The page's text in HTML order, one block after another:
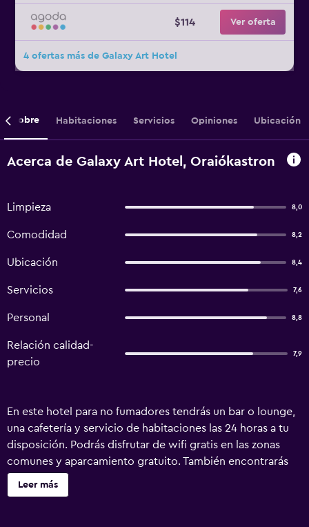
$114 Ver oferta
4 ofertas más de Galaxy Art Hotel
Sobre Habitaciones Servicios Opiniones Ubicación
Acerca de Galaxy Art Hotel, Oraiókastron
Limpieza 8,0
Comodidad 8,2
Ubicación 8,4
Servicios 7,6
Personal 8,8
Relación calidad-
precio
7,9
En este hotel para no fumadores tendrás un bar o lounge,
una cafetería y servicio de habitaciones las 24 horas a tu
disposición. Podrás disfrutar de wifi gratis en las zonas
comunes y aparcamiento gratuito. También encontrarás
servicios de conserjería, servicio de recepción 24 horas y
check-in exprés. No se ofrece servicio de limpieza. Galaxy
Leer más